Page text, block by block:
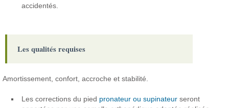
accidentés.
Les qualités requises
Amortissement, confort, accroche et stabilité.
Les corrections du pied pronateur ou supinateur seront